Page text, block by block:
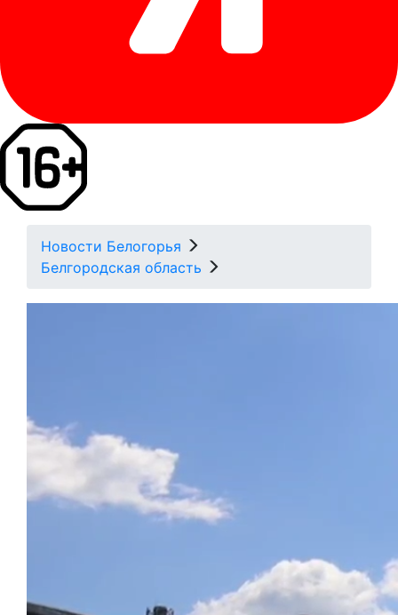
Новости Белогорья
Белгородская область